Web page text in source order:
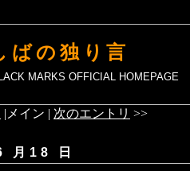
ばの独り言
MARKS OFFICIAL HOMEPAGE
|メイン | 次のエントリ >>
月18 日